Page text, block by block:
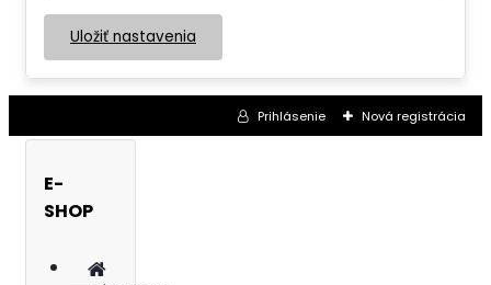
Uložiť nastavenia
Prihlásenie Nová registrácia
E-
SHOP